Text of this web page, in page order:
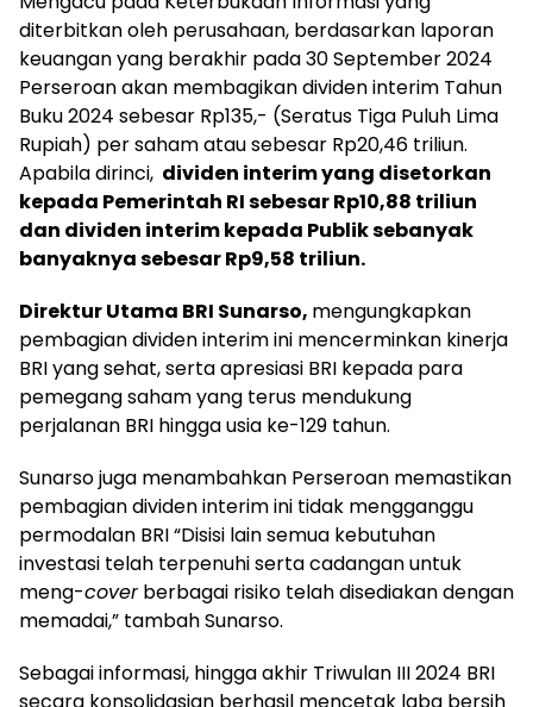
diterbitkan oleh perusahaan, berdasarkan laporan
keuangan yang berakhir pada 30 September 2024
Perseroan akan membagikan dividen interim Tahun
Buku 2024 sebesar Rp135,- (Seratus Tiga Puluh Lima
Rupiah) per saham atau sebesar Rp20,46 triliun.
Apabila dirinci, dividen interim yang disetorkan
kepada Pemerintah RI sebesar Rp10,88 triliun
dan dividen interim kepada Publik sebanyak
banyaknya sebesar Rp9,58 triliun.
Direktur Utama BRI Sunarso, mengungkapkan
pembagian dividen interim ini mencerminkan kinerja
BRI yang sehat, serta apresiasi BRI kepada para
pemegang saham yang terus mendukung
perjalanan BRI hingga usia ke-129 tahun.
Sunarso juga menambahkan Perseroan memastikan
pembagian dividen interim ini tidak mengganggu
permodalan BRI “Disisi lain semua kebutuhan
investasi telah terpenuhi serta cadangan untuk
meng-coverberbagai risiko telah disediakan dengan
memadai,” tambah Sunarso.
Sebagai informasi, hingga akhir Triwulan III 2024 BRI
secara konsolidasian berhasil mencetak laba bersih